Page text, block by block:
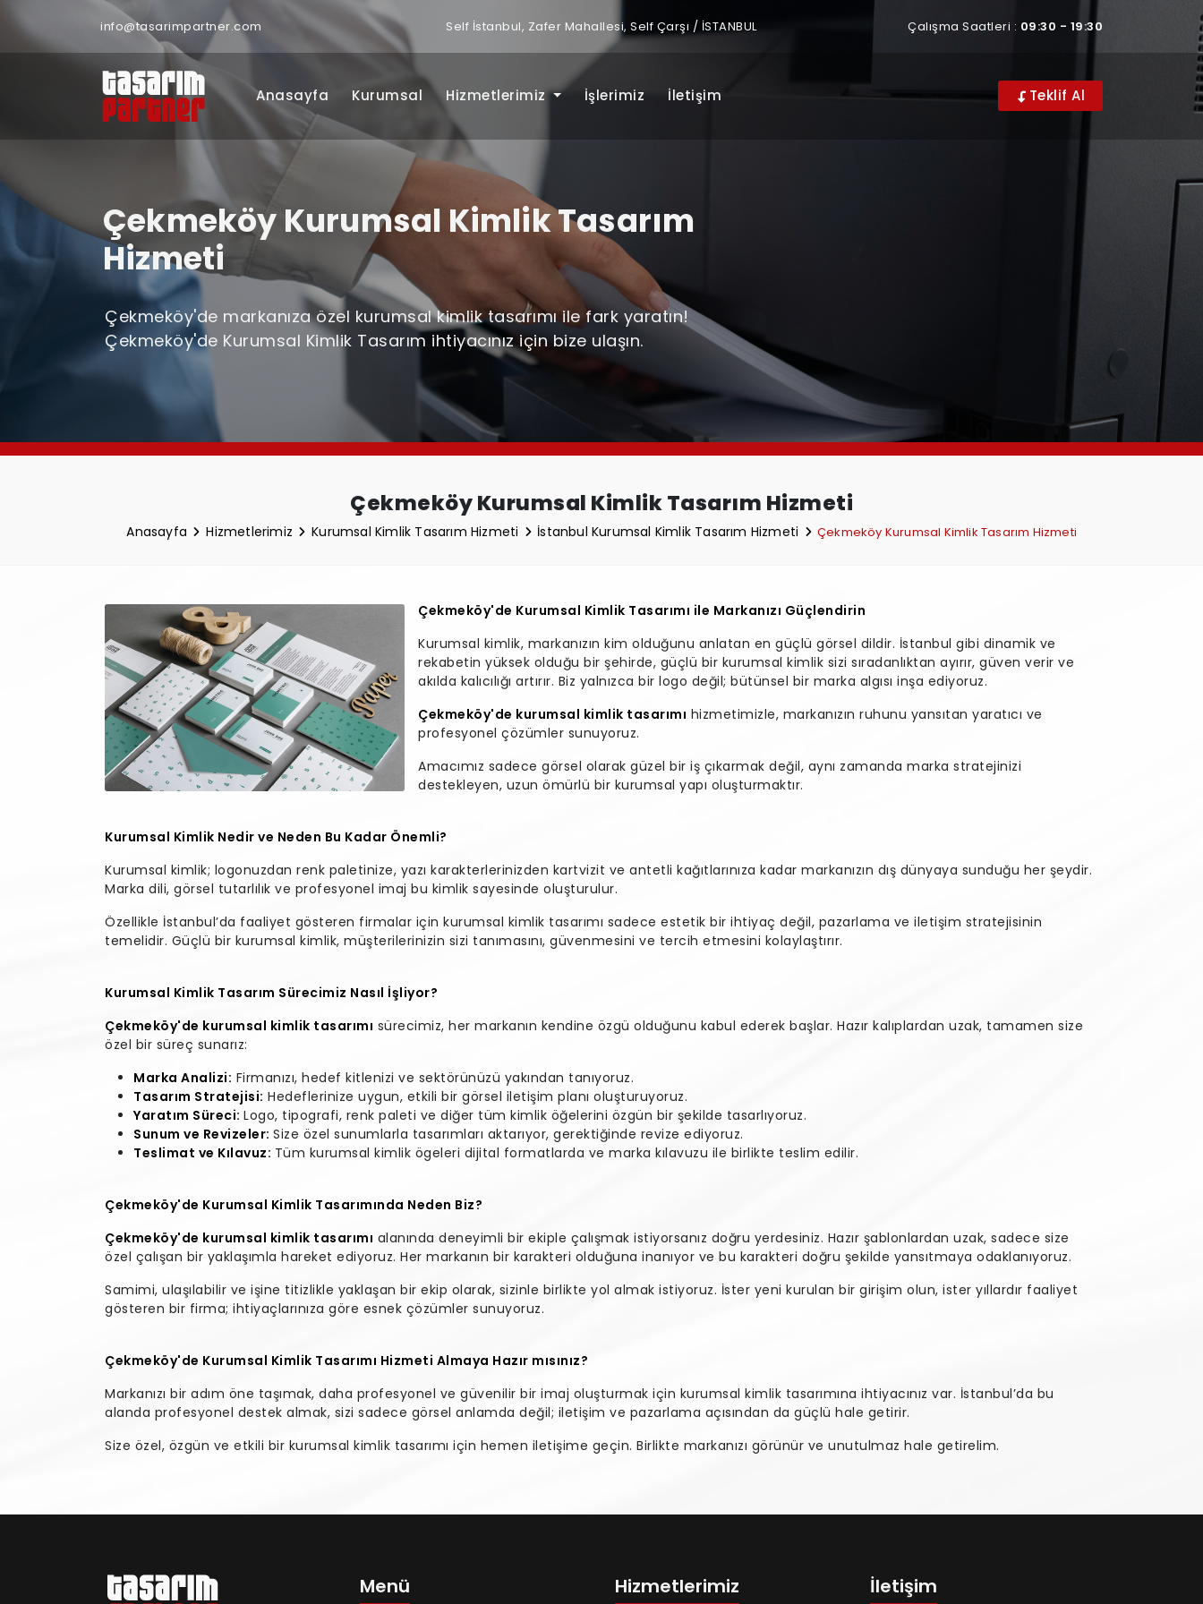
info@tasarimpartner.com Self İstanbul, Zafer Mahallesi, Self Çarşı / İSTANBUL Çalışma Saatleri : 09:30 - 19:30
Anasayfa Kurumsal Hizmetlerimiz İşlerimiz İletişim Teklif Al
Çekmeköy Kurumsal Kimlik Tasarım
Hizmeti
Çekmeköy'de markanıza özel kurumsal kimlik tasarımı ile fark yaratın!
Çekmeköy'de Kurumsal Kimlik Tasarım ihtiyacınız için bize ulaşın.
Çekmeköy Kurumsal Kimlik Tasarım Hizmeti
Anasayfa Hizmetlerimiz Kurumsal Kimlik Tasarım Hizmeti İstanbul Kurumsal Kimlik Tasarım Hizmeti Çekmeköy Kurumsal Kimlik Tasarım Hizmeti
Çekmeköy'de Kurumsal Kimlik Tasarımı ile Markanızı Güçlendirin
Kurumsal kimlik, markanızın kim olduğunu anlatan en güçlü görsel dildir. İstanbul gibi dinamik ve
rekabetin yüksek olduğu bir şehirde, güçlü bir kurumsal kimlik sizi sıradanlıktan ayırır, güven verir ve
akılda kalıcılığı artırır. Biz yalnızca bir logo değil; bütünsel bir marka algısı inşa ediyoruz.
Çekmeköy'de kurumsal kimlik tasarımı hizmetimizle, markanızın ruhunu yansıtan yaratıcı ve
profesyonel çözümler sunuyoruz.
Amacımız sadece görsel olarak güzel bir iş çıkarmak değil, aynı zamanda marka stratejinizi
destekleyen, uzun ömürlü bir kurumsal yapı oluşturmaktır.
Kurumsal Kimlik Nedir ve Neden Bu Kadar Önemli?
Kurumsal kimlik; logonuzdan renk paletinize, yazı karakterlerinizden kartvizit ve antetli kağıtlarınıza kadar markanızın dış dünyaya sunduğu her şeydir.
Marka dili, görsel tutarlılık ve profesyonel imaj bu kimlik sayesinde oluşturulur.
Özellikle İstanbul’da faaliyet gösteren firmalar için kurumsal kimlik tasarımı sadece estetik bir ihtiyaç değil, pazarlama ve iletişim stratejisinin
temelidir. Güçlü bir kurumsal kimlik, müşterilerinizin sizi tanımasını, güvenmesini ve tercih etmesini kolaylaştırır.
Kurumsal Kimlik Tasarım Sürecimiz Nasıl İşliyor?
Çekmeköy'de kurumsal kimlik tasarımı sürecimiz, her markanın kendine özgü olduğunu kabul ederek başlar. Hazır kalıplardan uzak, tamamen size
özel bir süreç sunarız:
Marka Analizi: Firmanızı, hedef kitlenizi ve sektörünüzü yakından tanıyoruz.
Tasarım Stratejisi: Hedeflerinize uygun, etkili bir görsel iletişim planı oluşturuyoruz.
Yaratım Süreci: Logo, tipografi, renk paleti ve diğer tüm kimlik öğelerini özgün bir şekilde tasarlıyoruz.
Sunum ve Revizeler: Size özel sunumlarla tasarımları aktarıyor, gerektiğinde revize ediyoruz.
Teslimat ve Kılavuz: Tüm kurumsal kimlik ögeleri dijital formatlarda ve marka kılavuzu ile birlikte teslim edilir.
Çekmeköy'de Kurumsal Kimlik Tasarımında Neden Biz?
Çekmeköy'de kurumsal kimlik tasarımı alanında deneyimli bir ekiple çalışmak istiyorsanız doğru yerdesiniz. Hazır şablonlardan uzak, sadece size
özel çalışan bir yaklaşımla hareket ediyoruz. Her markanın bir karakteri olduğuna inanıyor ve bu karakteri doğru şekilde yansıtmaya odaklanıyoruz.
Samimi, ulaşılabilir ve işine titizlikle yaklaşan bir ekip olarak, sizinle birlikte yol almak istiyoruz. İster yeni kurulan bir girişim olun, ister yıllardır faaliyet
gösteren bir firma; ihtiyaçlarınıza göre esnek çözümler sunuyoruz.
Çekmeköy'de Kurumsal Kimlik Tasarımı Hizmeti Almaya Hazır mısınız?
Markanızı bir adım öne taşımak, daha profesyonel ve güvenilir bir imaj oluşturmak için kurumsal kimlik tasarımına ihtiyacınız var. İstanbul’da bu
alanda profesyonel destek almak, sizi sadece görsel anlamda değil; iletişim ve pazarlama açısından da güçlü hale getirir.
Size özel, özgün ve etkili bir kurumsal kimlik tasarımı için hemen iletişime geçin. Birlikte markanızı görünür ve unutulmaz hale getirelim.
Menü Hizmetlerimiz İletişim